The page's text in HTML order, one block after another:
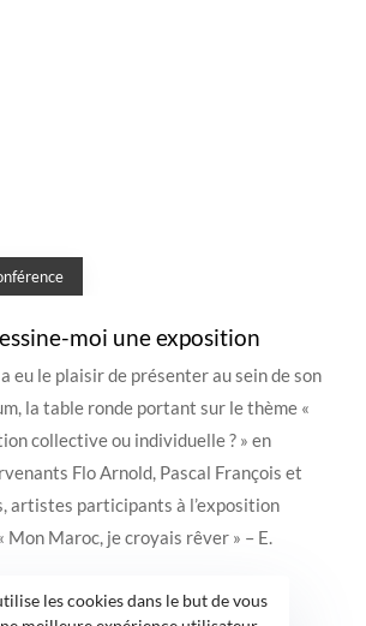
moi une exposition
eu le plaisir de présenter au sein de son
la table ronde portant sur le thème «
collective ou individuelle ? » en
Flo Arnold, Pascal François et
artistes participants à l’exposition
Mon Maroc, je croyais rêver » – E.
les cookies dans le but de vous